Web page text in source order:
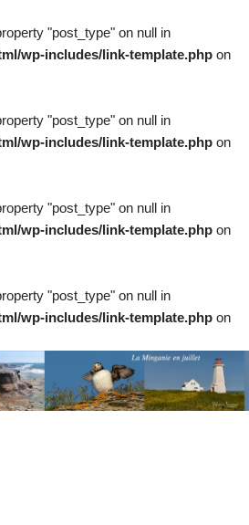
"post_type" on null in
wp-includes/link-template.php on
"post_type" on null in
wp-includes/link-template.php on
"post_type" on null in
wp-includes/link-template.php on
"post_type" on null in
wp-includes/link-template.php on